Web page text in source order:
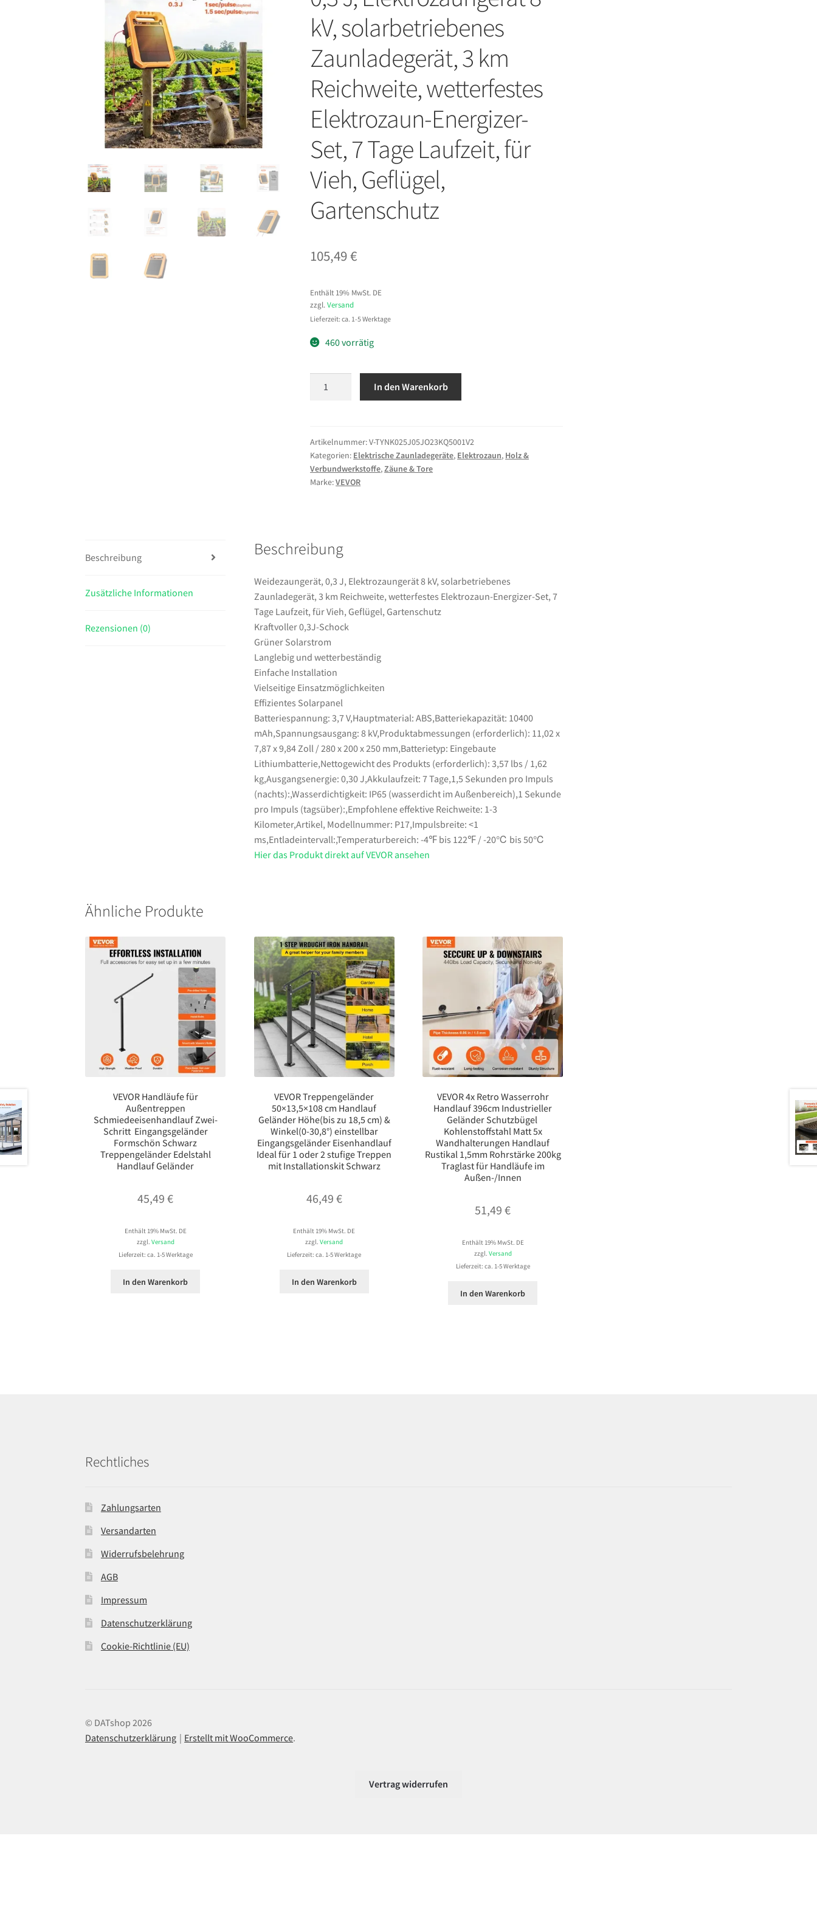
kV, solarbetriebenes
Zaunladegerät, 3 km
Reichweite, wetterfestes
Elektrozaun-Energizer-
Set, 7 Tage Laufzeit, für
Vieh, Geflügel,
Gartenschutz
105,49€
Enthält 19% MwSt. DE
zzgl.Versand
Lieferzeit: ca. 1-5 Werktage
460 vorrätig
Elektrozaungerät
8
kV,
solarbetriebenes
Reichweite,
Elektrozaun-
Energizer-
Set,
7
Tage
Laufzeit,
für
Vieh,
Geflügel,
Gartenschutz
Menge
In den Warenkorb
Artikelnummer:V-TYNK025J05JO23KQ5001V2
Kategorien: Elektrische Zaunladegeräte, Elektrozaun, Holz &
Verbundwerkstoffe,Zäune & Tore
Marke:VEVOR
Beschreibung
Zusätzliche Informationen
Rezensionen (0)
Beschreibung
Weidezaungerät, 0,3 J, Elektrozaungerät 8 kV, solarbetriebenes
Zaunladegerät, 3 km Reichweite, wetterfestes Elektrozaun-Energizer-Set, 7
Tage Laufzeit, für Vieh, Geflügel, Gartenschutz
Kraftvoller 0,3J-Schock
Grüner Solarstrom
Langlebig und wetterbeständig
Einfache Installation
Vielseitige Einsatzmöglichkeiten
Effizientes Solarpanel
Batteriespannung: 3,7 V,Hauptmaterial: ABS,Batteriekapazität: 10400
mAh,Spannungsausgang: 8 kV,Produktabmessungen (erforderlich): 11,02 x
7,87 x 9,84 Zoll / 280 x 200 x 250 mm,Batterietyp: Eingebaute
Lithiumbatterie,Nettogewicht des Produkts (erforderlich): 3,57 lbs / 1,62
kg,Ausgangsenergie: 0,30 J,Akkulaufzeit: 7 Tage,1,5 Sekunden pro Impuls
(nachts):,Wasserdichtigkeit: IP65 (wasserdicht im Außenbereich),1 Sekunde
pro Impuls (tagsüber):,Empfohlene effektive Reichweite: 1-3
Kilometer,Artikel, Modellnummer: P17,Impulsbreite: <1
ms,Entladeintervall:,Temperaturbereich: -4℉ bis 122℉ / -20℃ bis 50℃
Hier das Produkt direkt auf VEVOR ansehen
Ähnliche Produkte
VEVOR Handläufe für
Außentreppen
Schmiedeeisenhandlauf Zwei-
Schritt Eingangsgeländer
Formschön Schwarz
Treppengeländer Edelstahl
Handlauf Geländer
45,49€
Enthält 19% MwSt. DE
zzgl. Versand
Lieferzeit: ca. 1-5 Werktage
In den Warenkorb
VEVOR Treppengeländer
50×13,5×108 cm Handlauf
Geländer Höhe(bis zu 18,5 cm) &
Winkel(0-30,8°) einstellbar
Eingangsgeländer Eisenhandlauf
Ideal für 1 oder 2 stufige Treppen
mit Installationskit Schwarz
46,49 €
Enthält 19% MwSt. DE
zzgl.Versand
Lieferzeit: ca. 1-5 Werktage
In den Warenkorb
VEVOR 4x Retro Wasserrohr
Handlauf 396cm Industrieller
Geländer Schutzbügel ​
Kohlenstoffstahl Matt 5x
Wandhalterungen Handlauf
Rustikal 1,5mm Rohrstärke 200kg
Traglast ​für Handläufe im
Außen-/Innen
51,49€
Enthält 19% MwSt. DE
zzgl. Versand
Lieferzeit: ca. 1-5 Werktage
In den Warenkorb
Rechtliches
Zahlungsarten
Versandarten
Widerrufsbelehrung
AGB
Impressum
Datenschutzerklärung
Cookie-Richtlinie (EU)
© DATshop 2026
Datenschutzerklärung
Erstellt mit WooCommerce.
Vertrag widerrufen